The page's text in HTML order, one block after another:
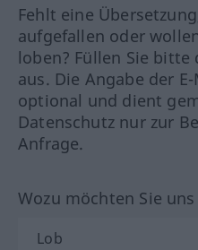
Fehlt eine
aufgefallen oder
loben? Füllen Sie bitte
aus. Die Angabe der
optional und dient
Datenschutz nur zur
Anfrage.
Wozu möchten Sie